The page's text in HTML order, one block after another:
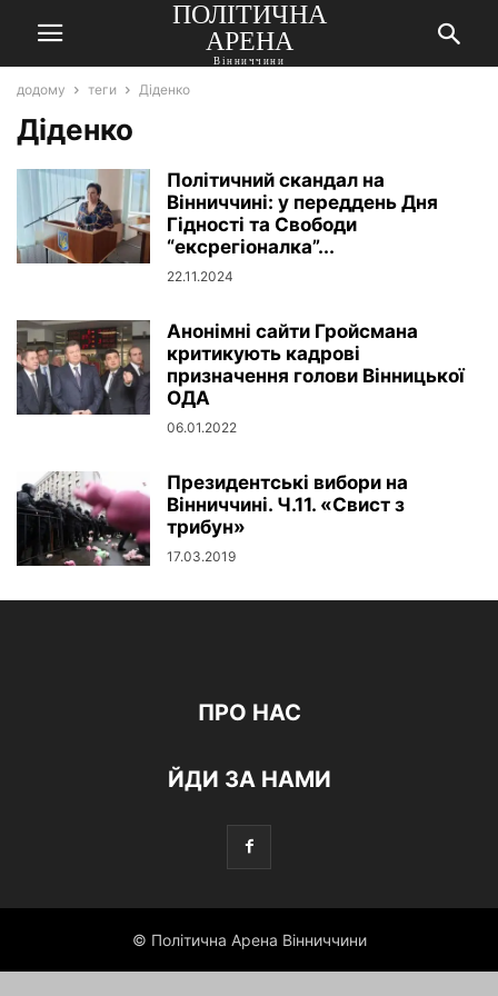
ПОЛІТИЧНА
АРЕНА
Вінниччини
додому теги Діденко
Діденко
Політичний скандал на
Вінниччині: у переддень Дня
Гідності та Свободи
“ексрегіоналка”...
22.11.2024
Анонімні сайти Гройсмана
критикують кадрові
призначення голови Вінницької
ОДА
06.01.2022
Президентські вибори на
Вінниччині. Ч.11. «Свист з
трибун»
17.03.2019
ПРО НАС
ЙДИ ЗА НАМИ
© Політична Арена Вінниччини